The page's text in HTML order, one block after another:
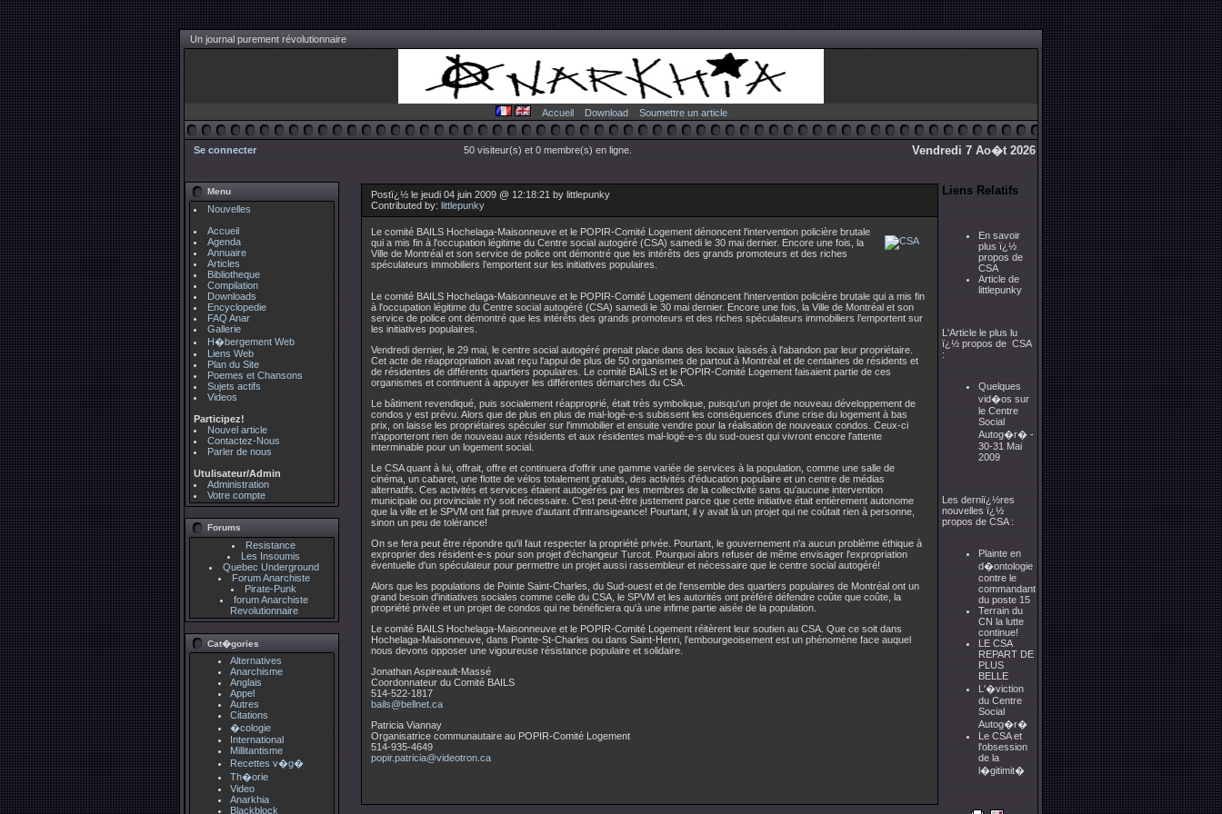
Un journal purement révolutionnaire
Accueil Download Soumettre un article
Se connecter 50 visiteur(s) et 0 membre(s) en ligne. Vendredi 7 Ao�t 2026
Menu
Nouvelles
Accueil
Agenda
Annuaire
Articles
Bibliotheque
Compilation
Downloads
Encyclopedie
FAQ Anar
Gallerie
H�bergement Web
Liens Web
Plan du Site
Poemes et Chansons
Sujets actifs
Videos
Participez!
Nouvel article
Contactez-Nous
Parler de nous
Utulisateur/Admin
Administration
Votre compte
Forums
Resistance
Les Insoumis
Quebec Underground
Forum Anarchiste
Pirate-Punk
forum Anarchiste
Revolutionnaire
Cat�gories
Alternatives
Anarchisme
Anglais
Appel
Autres
Citations
�cologie
International
Millitantisme
Recettes v�g�
Th�orie
Video
Anarkhia
Blackblock
Postï¿½ le jeudi 04 juin 2009 @ 12:18:21 by littlepunky
Contributed by: littlepunky
Le comité BAILS Hochelaga-Maisonneuve et le POPIR-Comité Logement dénoncent l'intervention policière brutale
qui a mis fin à l'occupation légitime du Centre social autogéré (CSA) samedi le 30 mai dernier. Encore une fois, la
Ville de Montréal et son service de police ont démontré que les intérêts des grands promoteurs et des riches
spéculateurs immobiliers l’emportent sur les initiatives populaires.
Le comité BAILS Hochelaga-Maisonneuve et le POPIR-Comité Logement dénoncent l'intervention policière brutale qui a mis fin
à l'occupation légitime du Centre social autogéré (CSA) samedi le 30 mai dernier. Encore une fois, la Ville de Montréal et son
service de police ont démontré que les intérêts des grands promoteurs et des riches spéculateurs immobiliers l’emportent sur
les initiatives populaires.
Vendredi dernier, le 29 mai, le centre social autogéré prenait place dans des locaux laissés à l'abandon par leur propriétaire.
Cet acte de réappropriation avait reçu l'appui de plus de 50 organismes de partout à Montréal et de centaines de résidents et
de résidentes de différents quartiers populaires. Le comité BAILS et le POPIR-Comité Logement faisaient partie de ces
organismes et continuent à appuyer les différentes démarches du CSA.
Le bâtiment revendiqué, puis socialement réapproprié, était très symbolique, puisqu'un projet de nouveau développement de
condos y est prévu. Alors que de plus en plus de mal-logé-e-s subissent les conséquences d'une crise du logement à bas
prix, on laisse les propriétaires spéculer sur l'immobilier et ensuite vendre pour la réalisation de nouveaux condos. Ceux-ci
n'apporteront rien de nouveau aux résidents et aux résidentes mal-logé-e-s du sud-ouest qui vivront encore l'attente
interminable pour un logement social.
Le CSA quant à lui, offrait, offre et continuera d'offrir une gamme variée de services à la population, comme une salle de
cinéma, un cabaret, une flotte de vélos totalement gratuits, des activités d'éducation populaire et un centre de médias
alternatifs. Ces activités et services étaient autogérés par les membres de la collectivité sans qu'aucune intervention
municipale ou provinciale n'y soit nécessaire. C'est peut-être justement parce que cette initiative était entièrement autonome
que la ville et le SPVM ont fait preuve d'autant d'intransigeance! Pourtant, il y avait là un projet qui ne coûtait rien à personne,
sinon un peu de tolérance!
On se fera peut être répondre qu'il faut respecter la propriété privée. Pourtant, le gouvernement n'a aucun problème éthique à
exproprier des résident-e-s pour son projet d'échangeur Turcot. Pourquoi alors refuser de même envisager l'expropriation
éventuelle d'un spéculateur pour permettre un projet aussi rassembleur et nécessaire que le centre social autogéré!
Alors que les populations de Pointe Saint-Charles, du Sud-ouest et de l'ensemble des quartiers populaires de Montréal ont un
grand besoin d'initiatives sociales comme celle du CSA, le SPVM et les autorités ont préféré défendre coûte que coûte, la
propriété privée et un projet de condos qui ne bénéficiera qu'à une infime partie aisée de la population.
Le comité BAILS Hochelaga-Maisonneuve et le POPIR-Comité Logement réitèrent leur soutien au CSA. Que ce soit dans
Hochelaga-Maisonneuve, dans Pointe-St-Charles ou dans Saint-Henri, l’embourgeoisement est un phénomène face auquel
nous devons opposer une vigoureuse résistance populaire et solidaire.
Jonathan Aspireault-Massé
Coordonnateur du Comité BAILS
514-522-1817
bails@bellnet.ca
Patricia Viannay
Organisatrice communautaire au POPIR-Comité Logement
514-935-4649
popir.patricia@videotron.ca
Liens Relatifs
En savoir
plus ï¿½
propos de
CSA
Article de
littlepunky
L'Article le plus lu
ï¿½ propos de CSA
:
Quelques
vid�os sur
le Centre
Social
Autog�r� -
30-31 Mai
2009
Les derniï¿½res
nouvelles ï¿½
propos de CSA :
Plainte en
d�ontologie
contre le
commandant
du poste 15
Terrain du
CN la lutte
continue!
LE CSA
REPART DE
PLUS
BELLE
L'�viction
du Centre
Social
Autog�r�
Le CSA et
l'obsession
de la
l�gitimit�